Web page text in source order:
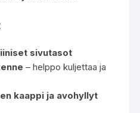
sivutasot
– helppo kuljettaa ja
kaappi ja avohyllyt